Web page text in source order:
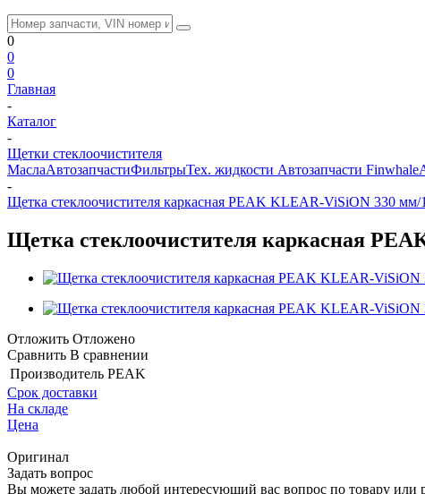
0
0
0
Главная
-
Каталог
-
Щетки стеклоочистителя
МаслаАвтозапчастиФильтрыТех. жидкости Автозапчасти Finwhale
-
Щетка стеклоочистителя каркасная PEAK KLEAR-ViSiON 330 мм/
Щетка стеклоочистителя каркасная
Отложить Отложено
Сравнить В сравнении
Производитель PEAK
Срок доставки
На складе
Цена
Оригинал
Задать вопрос
Вы можете задать любой интересующий вас вопрос по товару или